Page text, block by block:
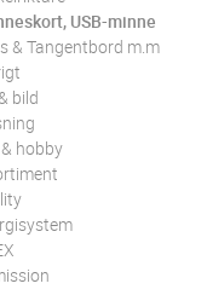
USB-minne
& Tangentbord m.m
bild
hobby